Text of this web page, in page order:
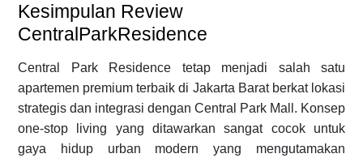
Kesimpulan Review
CentralParkResidence
Central Park Residence tetap menjadi salah satu
apartemen premium terbaik di Jakarta Barat berkat lokasi
strategis dan integrasi dengan Central Park Mall. Konsep
one-stop living yang ditawarkan sangat cocok untuk
gaya hidup urban modern yang mengutamakan